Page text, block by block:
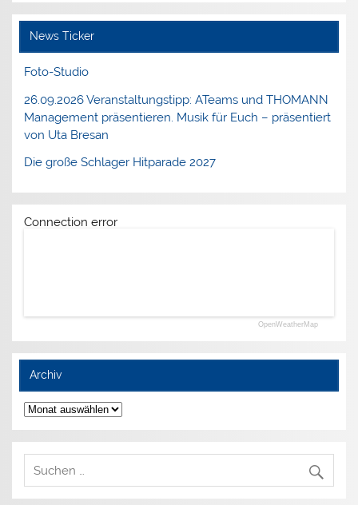
News Ticker
Foto-Studio
26.09.2026 Veranstaltungstipp: ATeams und THOMANN
Management präsentieren. Musik für Euch – präsentiert
von Uta Bresan
Die große Schlager Hitparade 2027
Connection error
OpenWeatherMap
Archiv
Archiv